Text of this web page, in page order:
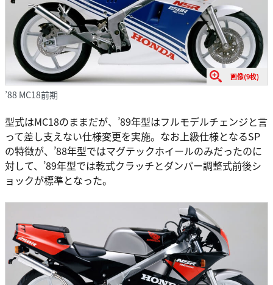
画像(9枚)
’88 MC18前期
型式はMC18のままだが、’89年型はフルモデルチェンジと言
って差し支えない仕様変更を実施。なお上級仕様となるSP
の特徴が、’88年型ではマグテックホイールのみだったのに
対して、’89年型では乾式クラッチとダンパー調整式前後シ
ョックが標準となった。